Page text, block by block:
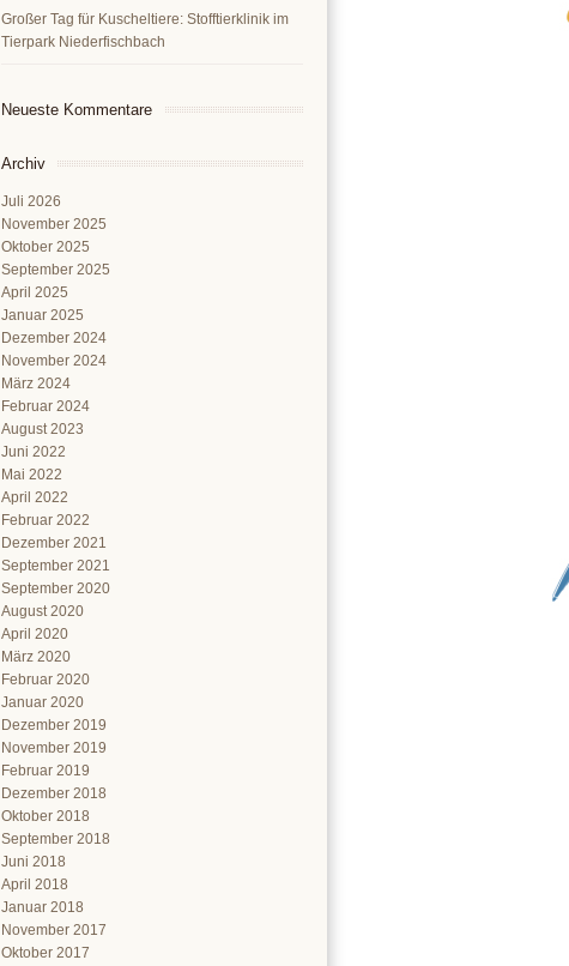
Großer Tag für Kuscheltiere: Stofftierklinik im
Tierpark Niederfischbach
Neueste Kommentare
Archiv
Juli 2026
November 2025
Oktober 2025
September 2025
April 2025
Januar 2025
Dezember 2024
November 2024
März 2024
Februar 2024
August 2023
Juni 2022
Mai 2022
April 2022
Februar 2022
Dezember 2021
September 2021
September 2020
August 2020
April 2020
März 2020
Februar 2020
Januar 2020
Dezember 2019
November 2019
Februar 2019
Dezember 2018
Oktober 2018
September 2018
Juni 2018
April 2018
Januar 2018
November 2017
Oktober 2017